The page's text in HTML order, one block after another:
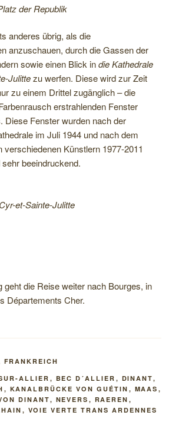
der Republik
anderes übrig, als die
anzuschauen, durch die Gassen der
sowie einen Blick indie Kathedrale
Julittezu werfen. Diese wird zur Zeit
zu einem Drittel zugänglich – die
erstrahlenden Fenster
Diese Fenster wurden nach der
im Juli 1944 und nach dem
verschiedenen Künstlern 1977-2011
beeindruckend.
et-Sainte-Julitte
geht die Reise weiter nach Bourges, in
Départements Cher.
FRANKREICH
ALLIER , BEC D´ALLIER , DINANT,
, KANALBRÜCKE VON GUÉTIN , MAAS ,
DINANT, NEVERS , RAEREN ,
, VOIE VERTE TRANS ARDENNES